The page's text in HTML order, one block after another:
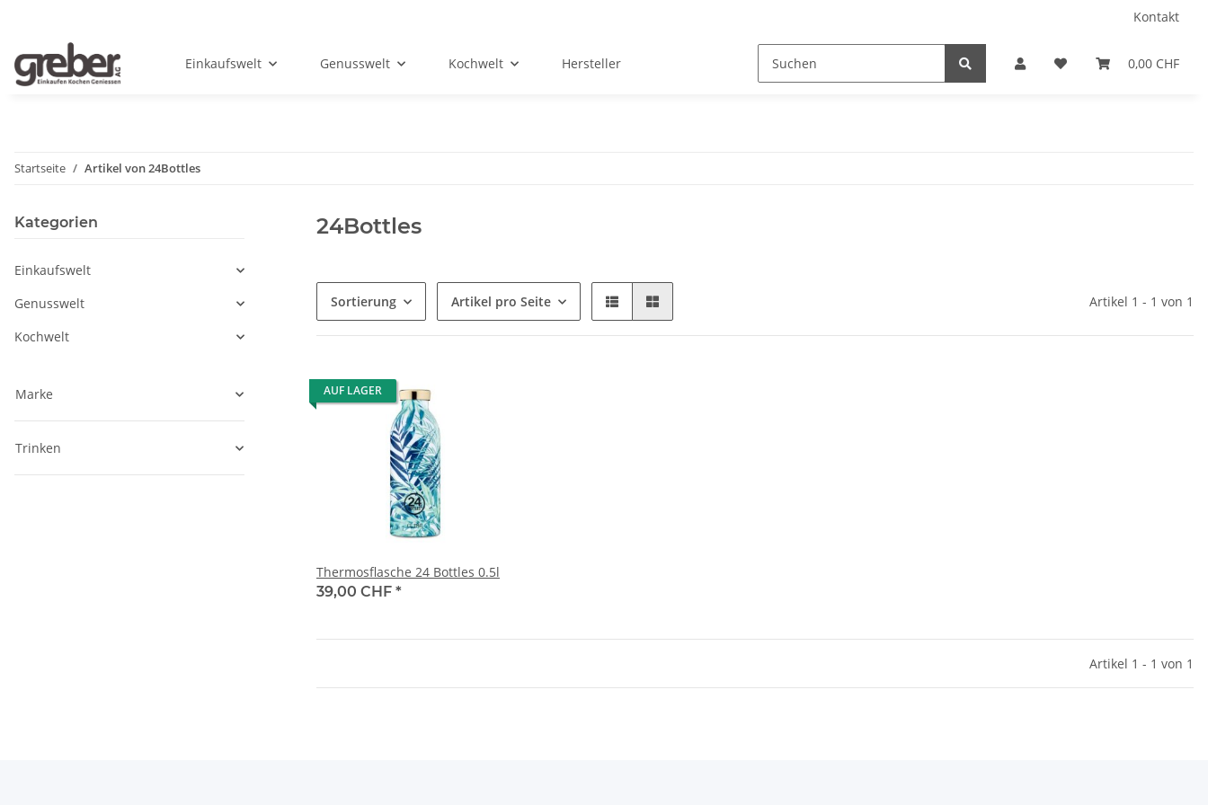
Kontakt
0,00 CHF
Einkaufswelt Genusswelt Kochwelt Hersteller
Startseite Artikel von 24Bottles
24Bottles
Sortierung Artikel pro Seite Artikel 1 - 1 von 1
AUF LAGER
Thermosflasche 24 Bottles 0.5l
39,00 CHF *
Artikel 1 - 1 von 1
Kategorien
Einkaufswelt
Genusswelt
Kochwelt
Marke
Trinken